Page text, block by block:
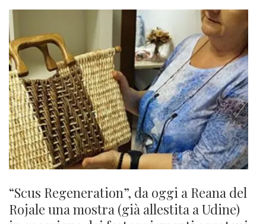
“Scus Regeneration”, da oggi a Reana del
Rojale una mostra (già allestita a Udine)